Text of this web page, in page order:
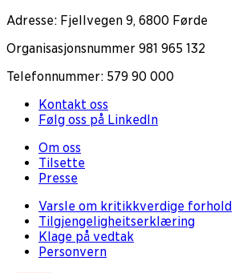
Adresse: Fjellvegen 9, 6800 Førde
Organisasjonsnummer 981 965 132
Telefonnummer: 579 90 000
Kontakt oss
Følg oss på LinkedIn
Om oss
Tilsette
Presse
Varsle om kritikkverdige forhold
Tilgjengeligheitserklæring
Klage på vedtak
Personvern